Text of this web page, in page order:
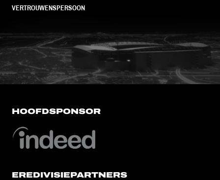
VERTROUWENSPERSOON
FC Utrecht<br>vanuit<br>het
HOOFDSPONSOR
EREDIVISIEPARTNERS